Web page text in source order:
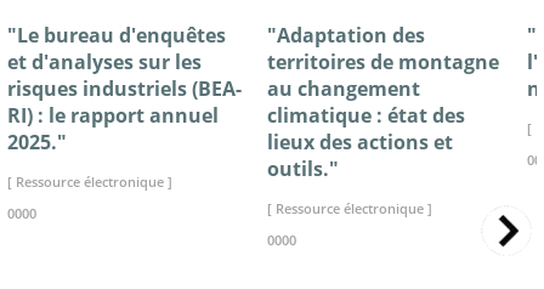
"Le bureau d'enquêtes
et d'analyses sur les
risques industriels (BEA-
RI) : le rapport annuel
2025."
[ Ressource électronique ]
0000
"Adaptation des
territoires de montagne
au changement
climatique : état des
lieux des actions et
outils."
[ Ressource électronique ]
0000
[